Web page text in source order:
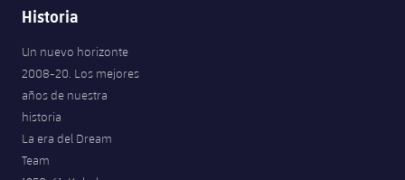
Historia
Entradas
Resultados
Clasificaciones
Actualidad
Calendario
Resultados
Base
plusicon
más
Actualidad
Campus Verano
PLUSICON
MÁS
Historia
Un nuevo horizonte
2008-20. Los mejores
años de nuestra
historia
La era del Dream
Team